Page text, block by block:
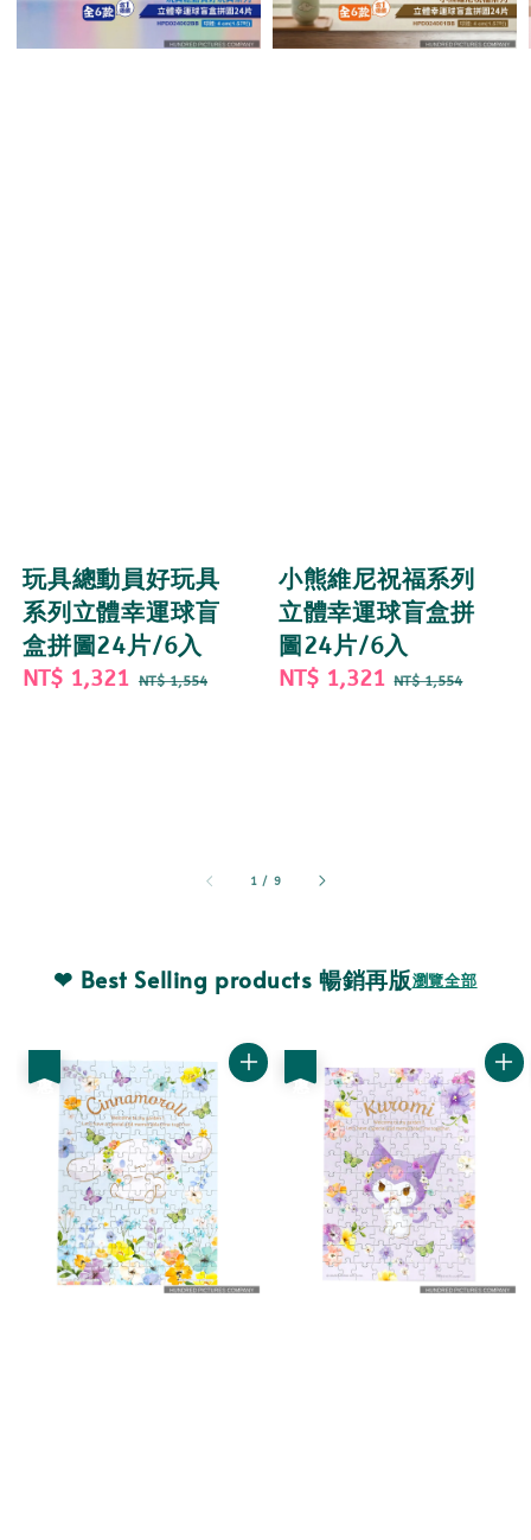
玩具總動員好玩具
系列立體幸運球盲
盒拼圖24片/6入
Sale
NT$ 1,321 Regular
NT$ 1,554
小熊維尼祝福系列
立體幸運球盲盒拼
圖24片/6入
Sale
NT$ 1,321 Regular
NT$ 1,554
1 / 9
❤ Best Selling products 暢銷再版瀏覽全部